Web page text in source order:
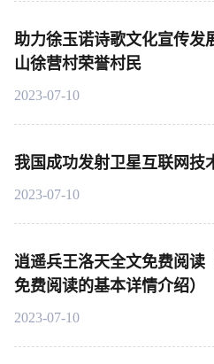
助力徐玉诺诗歌文化宣传发
山徐营村荣誉村民
2023-07-10
我国成功发射卫星互联网技
2023-07-10
逍遥兵王洛天全文免费阅读
免费阅读的基本详情介绍）
2023-07-10